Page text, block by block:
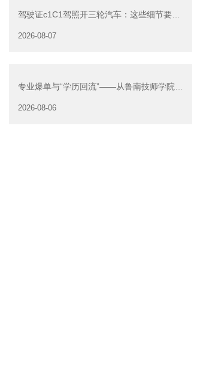
驾驶证c1C1驾照开三轮汽车：这些细节要注
2026-08-07
专业爆单与“学历回流”——从鲁南技师学院透
2026-08-06